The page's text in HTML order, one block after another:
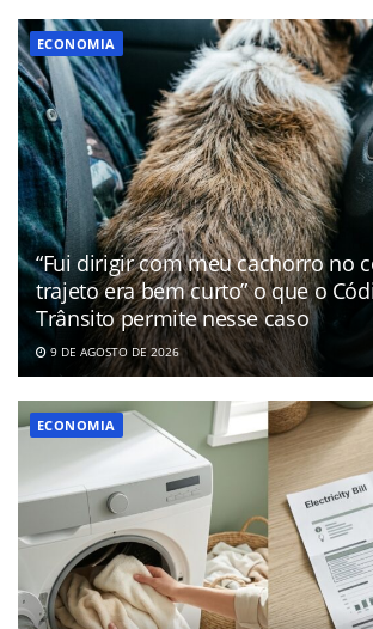
ECONOMIA
“Fui dirigir com meu cachorro no
trajeto era bem curto” o que o
Trânsito permite nesse caso
9 DE AGOSTO DE 2026
ECONOMIA